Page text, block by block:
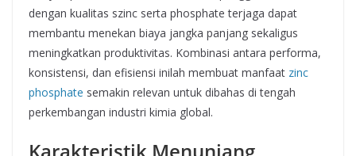
dengan kualitas szinc serta phosphate terjaga dapat
membantu menekan biaya jangka panjang sekaligus
meningkatkan produktivitas. Kombinasi antara performa,
konsistensi, dan efisiensi inilah membuat manfaat zinc
phosphate semakin relevan untuk dibahas di tengah
perkembangan industri kimia global.
Karakteristik Menunjang